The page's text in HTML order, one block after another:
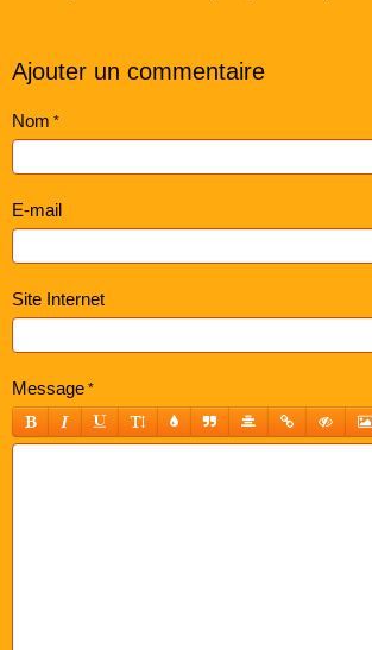
Ajouter un commentaire
Nom
E-mail
Site Internet
Message